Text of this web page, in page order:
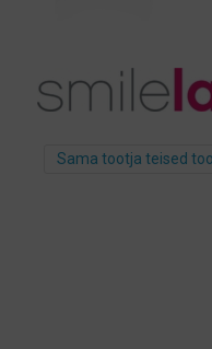
Sama tootja teised